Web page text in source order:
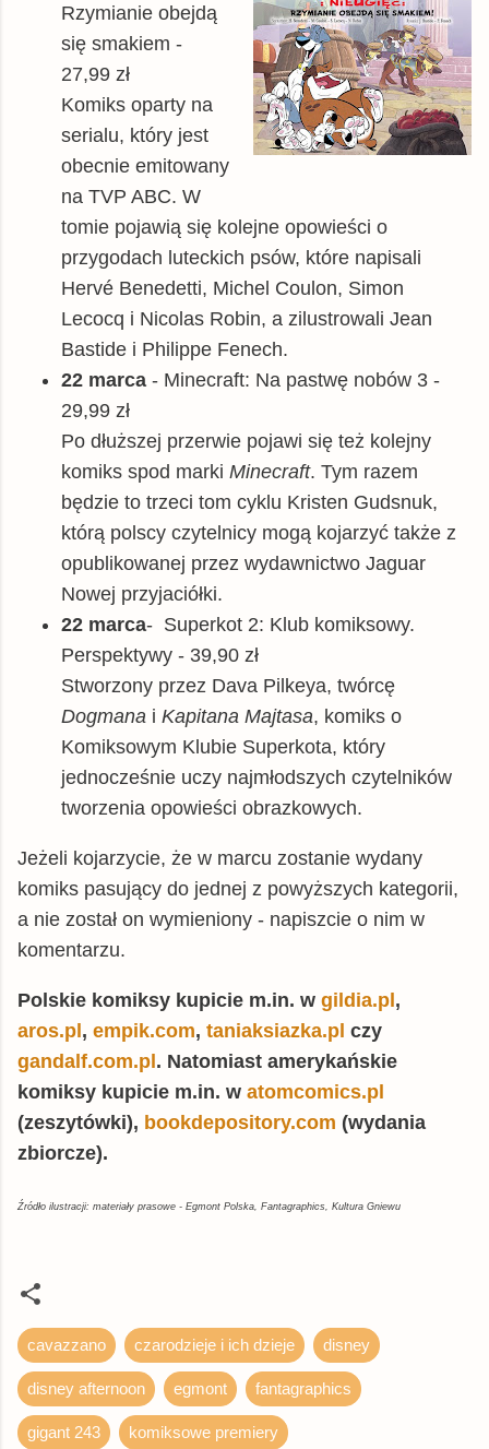
Rzymianie obejdą
się smakiem -
27,99 zł
Komiks oparty na
serialu, który jest
obecnie emitowany
na TVP ABC. W
tomie pojawią się kolejne opowieści o
przygodach luteckich psów, które napisali
Hervé Benedetti, Michel Coulon, Simon
Lecocq i Nicolas Robin, a zilustrowali Jean
Bastide i Philippe Fenech.
22 marca - Minecraft: Na pastwę nobów 3 -
29,99 zł
Po dłuższej przerwie pojawi się też kolejny
komiks spod marki Minecraft. Tym razem
będzie to trzeci tom cyklu Kristen Gudsnuk,
którą polscy czytelnicy mogą kojarzyć także z
opublikowanej przez wydawnictwo Jaguar
Nowej przyjaciółki.
22 marca- Superkot 2: Klub komiksowy.
Perspektywy - 39,90 zł
Stworzony przez Dava Pilkeya, twórcę
Dogmana i Kapitana Majtasa, komiks o
Komiksowym Klubie Superkota, który
jednocześnie uczy najmłodszych czytelników
tworzenia opowieści obrazkowych.
Jeżeli kojarzycie, że w marcu zostanie wydany
komiks pasujący do jednej z powyższych kategorii,
a nie został on wymieniony - napiszcie o nim w
komentarzu.
Polskie komiksy kupicie m.in. w gildia.pl,
aros.pl, empik.com, taniaksiazka.pl czy
gandalf.com.pl. Natomiast amerykańskie
komiksy kupicie m.in. w atomcomics.pl
(zeszytówki), bookdepository.com (wydania
zbiorcze).
Źródło ilustracji: materiały prasowe - Egmont Polska, Fantagraphics, Kultura Gniewu
cavazzano czarodzieje i ich dzieje disney
disney afternoon egmont fantagraphics
gigant 243 komiksowe premiery